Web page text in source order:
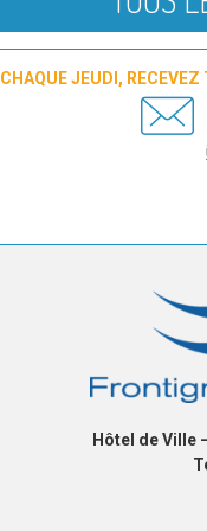
CHAQUE JEUDI,
Hôtel de Ville